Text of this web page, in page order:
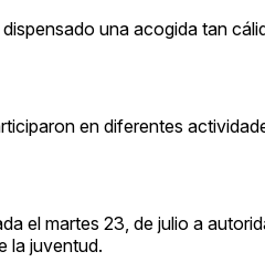
una acogida tan
en diferentes
el martes 23, de julio a
la juventud.